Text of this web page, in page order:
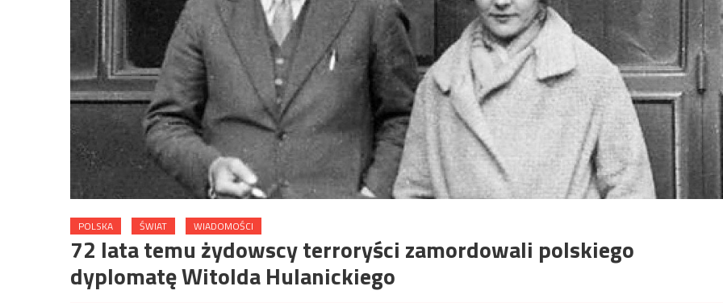
POLSKA ŚWIAT WIADOMOŚCI
72 lata temu żydowscy terroryści zamordowali polskiego
dyplomatę Witolda Hulanickiego